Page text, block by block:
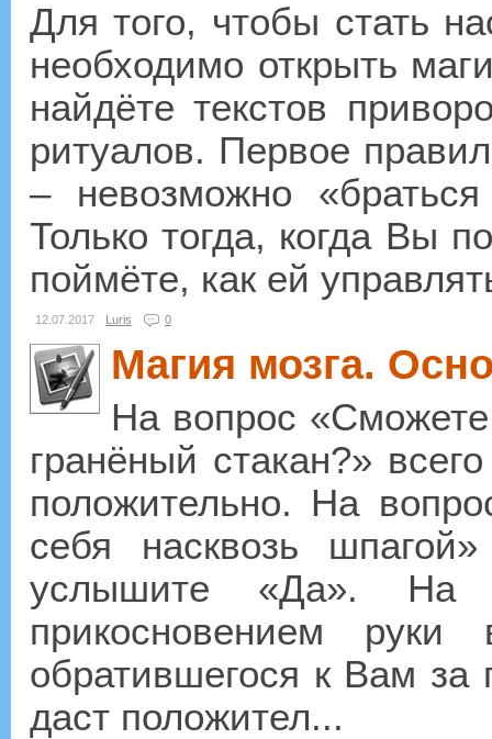
Для того, чтобы стать
необходимо открыть
найдёте текстов
ритуалов. Первое
– невозможно
Только тогда, когда Вы
поймёте, как ей
12.07.2017 Luris 0
Магия мозга.
На вопрос
гранёный стакан?»
положительно. На
себя насквозь
услышите «Да».
прикосновением руки
обратившегося к Вам
даст положител...